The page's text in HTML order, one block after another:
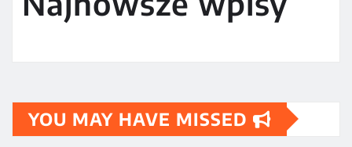
YOU MAY HAVE MISSED